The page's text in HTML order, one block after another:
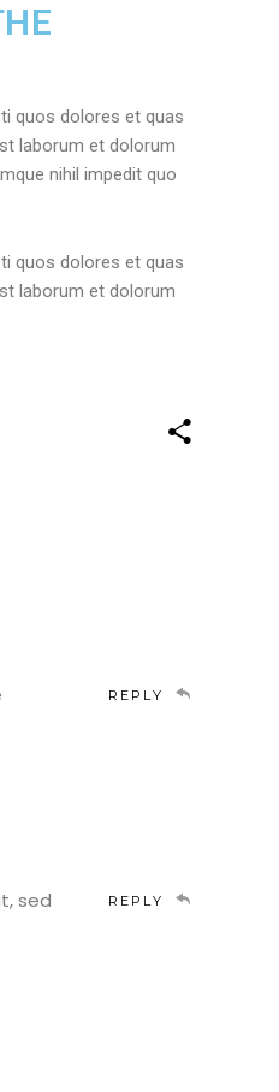
quos dolores et quas
laborum et dolorum
nihil impedit quo
quos dolores et quas
laborum et dolorum
REPLY
REPLY
sed